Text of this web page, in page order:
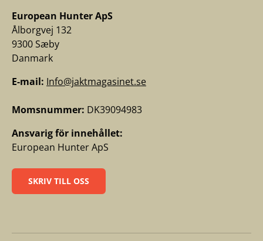
European Hunter ApS
Ålborgvej 132
9300 Sæby
Danmark
E-mail: Info@jaktmagasinet.se
Momsnummer: DK39094983
Ansvarig för innehållet:
European Hunter ApS
SKRIV TILL OSS